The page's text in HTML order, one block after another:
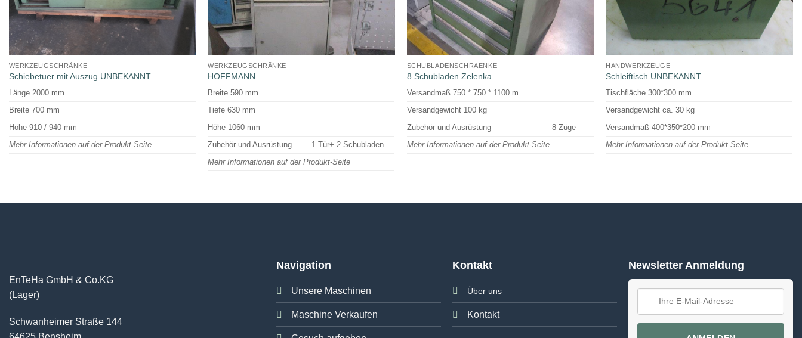
WERKZEUGSCHRÄNKE
Schiebetuer mit Auszug UNBEKANNT
Länge 2000 mm
Breite 700 mm
Höhe 910 / 940 mm
Mehr Informationen auf der Produkt-Seite
WERKZEUGSCHRÄNKE
HOFFMANN
Breite 590 mm
Tiefe 630 mm
Höhe 1060 mm
Zubehör und Ausrüstung
1 Tür+ 2 Schubladen
Mehr Informationen auf der Produkt-Seite
SCHUBLADENSCHRAENKE
8 Schubladen Zelenka
Versandmaß 750 * 750 * 1100 m
Versandgewicht 100 kg
Zubehör und Ausrüstung
8 Züge
Mehr Informationen auf der Produkt-Seite
HANDWERKZEUGE
Schleiftisch UNBEKANNT
Tischfläche 300*300 mm
Versandgewicht ca. 30 kg
Versandmaß 400*350*200 mm
Mehr Informationen auf der Produkt-Seite
EnTeHa GmbH & Co.KG
(Lager)
Schwanheimer Straße 144
Navigation
Unsere Maschinen
Maschine Verkaufen
Kontakt
Über uns
Kontakt
Newsletter Anmeldung